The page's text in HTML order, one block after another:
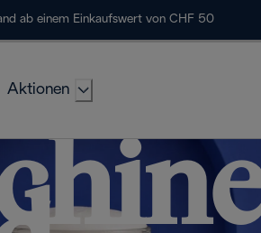
ab einem Einkaufswert von CHF 50
Aktionen